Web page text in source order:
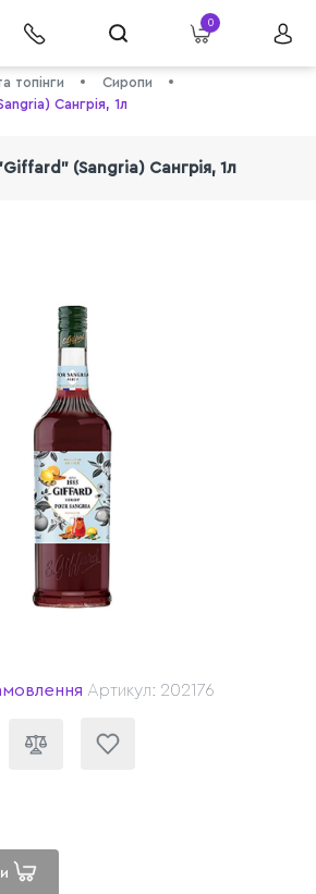
0
топінги
Сиропи
Сангрія, 1л
(Sangria) Сангрія, 1л
Артикул: 202176